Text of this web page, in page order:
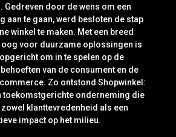
Gedreven door de wens om een
aan te gaan, werd besloten de stap
winkel te maken. Met een breed
voor duurzame oplossingen is
om in te spelen op de
van de consument en de
Zo ontstond Shopwinkel:
toekomstgerichte onderneming die
klanttevredenheid als een
impact op het milieu.